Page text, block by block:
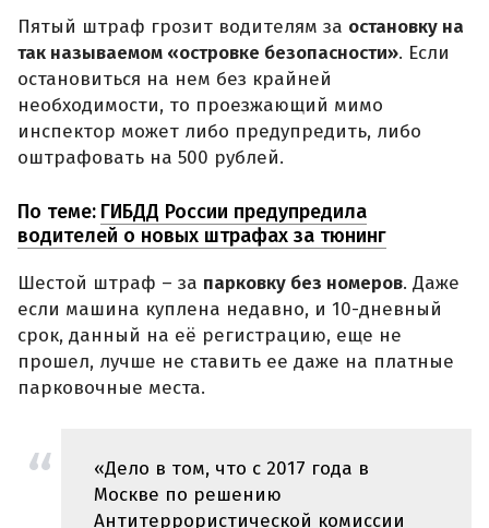
Пятый штраф грозит водителям за остановку на
так называемом «островке безопасности». Если
остановиться на нем без крайней
необходимости, то проезжающий мимо
инспектор может либо предупредить, либо
оштрафовать на 500 рублей.
По теме: ГИБДД России предупредила
водителей о новых штрафах за тюнинг
Шестой штраф – за парковку без номеров. Даже
если машина куплена недавно, и 10-дневный
срок, данный на её регистрацию, еще не
прошел, лучше не ставить ее даже на платные
парковочные места.
«Дело в том, что с 2017 года в
Москве по решению
Антитеррористической комиссии